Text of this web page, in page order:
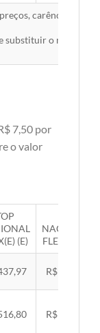
carências,
substituir o material
7,50 por
o valor
(E)
NACIONAL
FLEX(Q) (A)
R$ 451,33
R$ 532,57